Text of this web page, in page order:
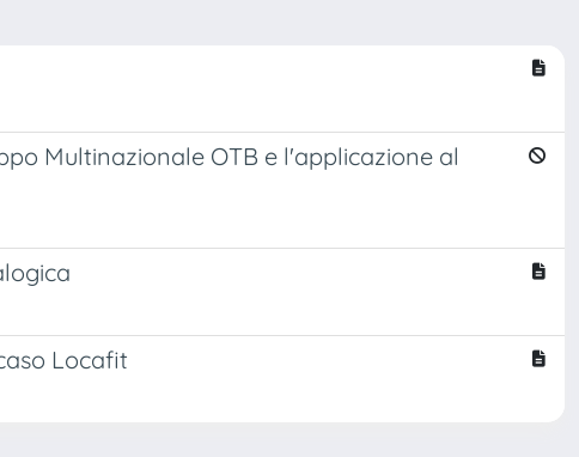
Multinazionale OTB e l'applicazione al
Locafit